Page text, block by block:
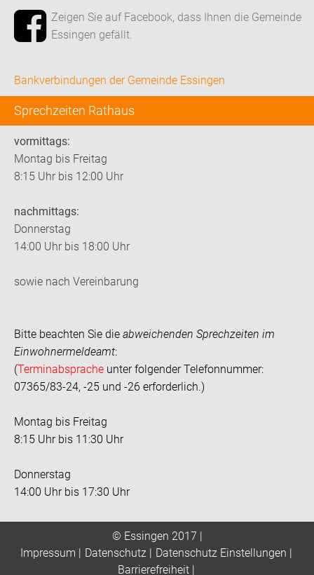
Zeigen Sie auf Facebook, dass Ihnen die Gemeinde
Essingen gefällt.
Bankverbindungen der Gemeinde Essingen
Sprechzeiten Rathaus
vormittags:
Montag bis Freitag
8:15 Uhr bis 12:00 Uhr
nachmittags:
Donnerstag
14:00 Uhr bis 18:00 Uhr
sowie nach Vereinbarung
Bitte beachten Sie die abweichenden Sprechzeiten im
Einwohnermeldeamt:
(Terminabsprache unter folgender Telefonnummer:
07365/83-24, -25 und -26 erforderlich.)
Montag bis Freitag
8:15 Uhr bis 11:30 Uhr
Donnerstag
14:00 Uhr bis 17:30 Uhr
© Essingen 2017 |
Impressum | Datenschutz| Datenschutz Einstellungen |
Barrierefreiheit|